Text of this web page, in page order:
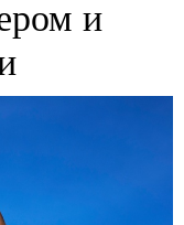
и